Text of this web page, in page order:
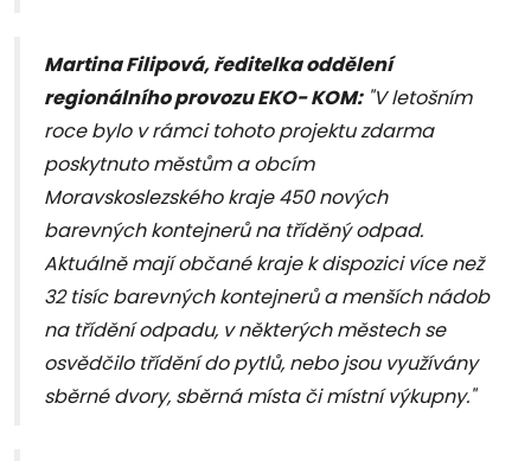
Martina Filipová, ředitelka oddělení
regionálního provozu EKO- KOM:"V letošním
roce bylo v rámci tohoto projektu zdarma
poskytnuto městům a obcím
Moravskoslezského kraje 450 nových
barevných kontejnerů na tříděný odpad.
Aktuálně mají občané kraje k dispozici více než
32 tisíc barevných kontejnerů a menších nádob
na třídění odpadu, v některých městech se
osvědčilo třídění do pytlů, nebo jsou využívány
sběrné dvory, sběrná místa či místní výkupny."